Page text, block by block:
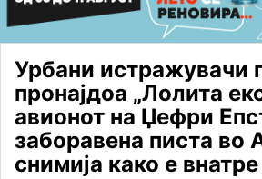
Урбани истражувачи
пронајдоа „Лолита
авионот на Џефри
заборавена писта во
снимија како е внатре